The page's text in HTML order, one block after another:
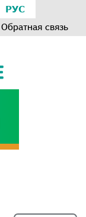
РУС
Обратная связь